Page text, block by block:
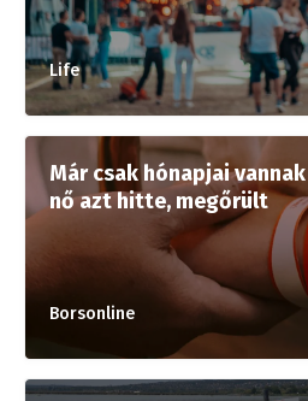
Life
Már csak hónapjai
nő azt hitte, megőrült
Borsonline